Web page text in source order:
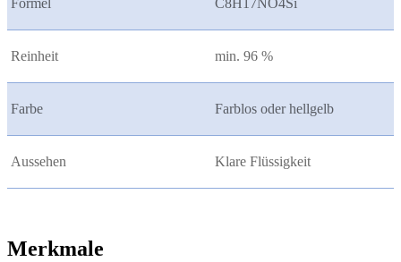
Formel C8H17NO4Si
Reinheit min. 96 %
Farbe Farblos oder hellgelb
Aussehen Klare Flüssigkeit
Merkmale